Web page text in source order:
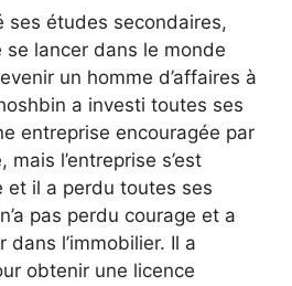
ses études secondaires,
lancer dans le monde
un homme d’affaires à
a investi toutes ses
entreprise encouragée par
l’entreprise s’est
et il a perdu toutes ses
pas perdu courage et a
l’immobilier. Il a
obtenir une licence